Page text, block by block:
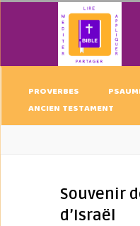
PROVERBES
ANCIEN TESTAMENT
Souvenir
d’Israël